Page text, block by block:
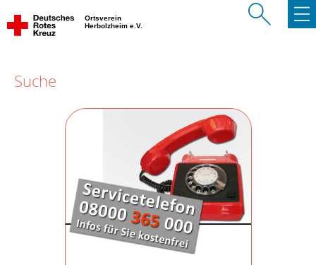
Ortsverein
Herbolzheim e.V.
Suche